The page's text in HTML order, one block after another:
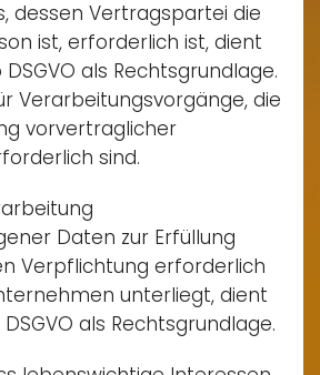
dessen Vertragspartei die
ist, erforderlich ist, dient
DSGVO als Rechtsgrundlage.
Verarbeitungsvorgänge, die
vorvertraglicher
sind.
Daten zur Erfüllung
Verpflichtung erforderlich
unterliegt, dient
DSGVO als Rechtsgrundlage.